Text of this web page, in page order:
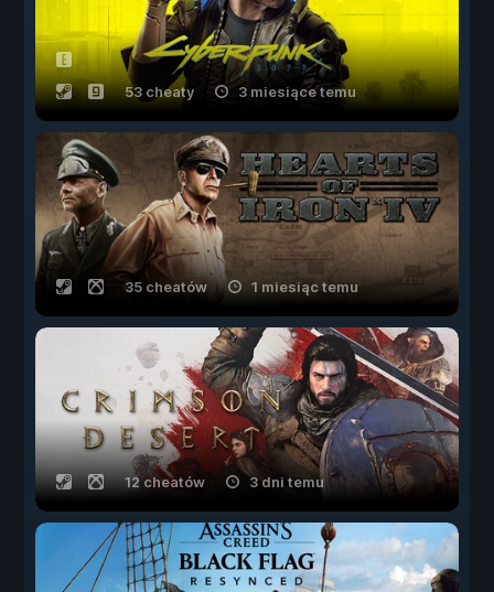
53 cheaty 3 miesiące temu
35 cheatów 1 miesiąc temu
12 cheatów 3 dni temu